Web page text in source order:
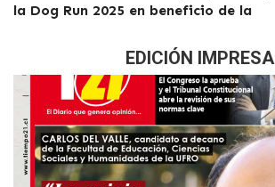
la Dog Run 2025 en beneficio de la
EDICIÓN IMPRESA